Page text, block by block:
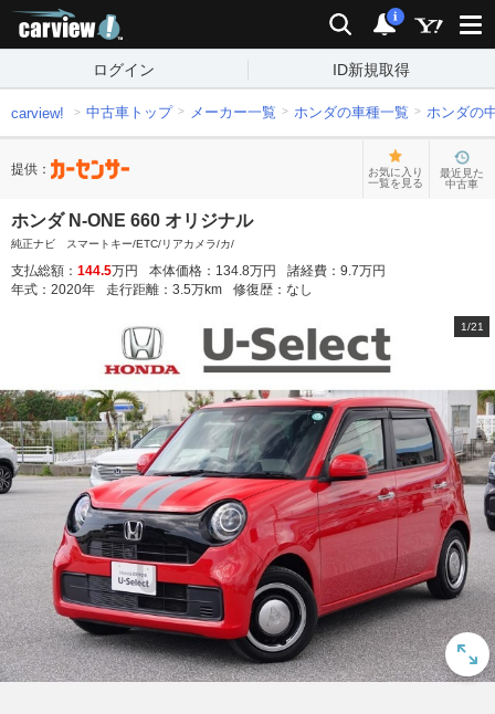
検索 通知
i
ログイン ID新規取得
carview! 中古車トップ メーカー一覧 ホンダの車種一覧 ホンダの
提供：
お気に入り
一覧を見る
最近見た
中古車
ホンダ N-ONE 660 オリジナル
純正ナビ スマートキー/ETC/リアカメラ/カ/
支払総額： 144.5万円 本体価格： 134.8万円 諸経費： 9.7万円
年式： 2020年 走行距離： 3.5万km 修復歴： なし
1/21